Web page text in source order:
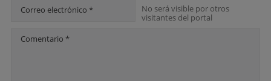
Correo electrónico *
No será visible por otros
visitantes del portal
Comentario *